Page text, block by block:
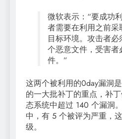
微软表示：“要成功
者需要在利用之前
目标环境。攻击者
个恶意文件，受害者
件。”
这两个被利用的0day漏洞
的一大批补丁的重点，补
态系统中超过 140 个漏洞
中，有 5 个被评为严重，
级。